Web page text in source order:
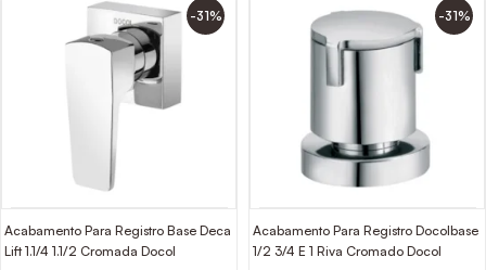
-31%
Acabamento Para Registro Base Deca
Lift 1.1/4 1.1/2 Cromada Docol
-31%
Acabamento Para Registro Docolbase
1/2 3/4 E 1 Riva Cromado Docol